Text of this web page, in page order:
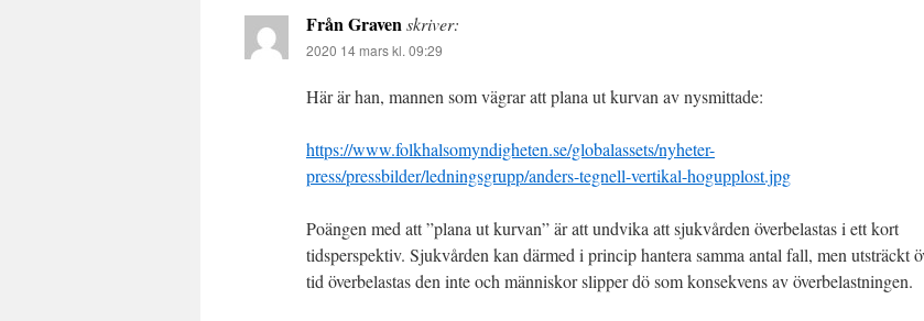
Från Gravenskriver:
2020 14 mars kl. 09:29
Här är han, mannen som vägrar att plana ut kurvan av nysmittade:
https://www.folkhalsomyndigheten.se/globalassets/nyheter-
press/pressbilder/ledningsgrupp/anders-tegnell-vertikal-hogupplost.jpg
Poängen med att ”plana ut kurvan” är att undvika att sjukvården överbelastas i ett kort
tidsperspektiv. Sjukvården kan därmed i princip hantera samma antal fall, men utsträckt
tid överbelastas den inte och människor slipper dö som konsekvens av överbelastningen.